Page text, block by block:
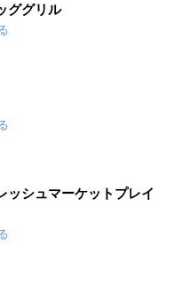
ググリル
ッシュマーケットプレイ